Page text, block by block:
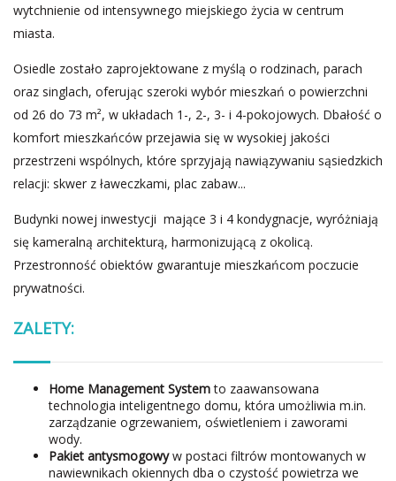
wytchnienie od intensywnego miejskiego życia w centrum
miasta.
Osiedle zostało zaprojektowane z myślą o rodzinach, parach
oraz singlach, oferując szeroki wybór mieszkań o powierzchni
od 26 do 73 m², w układach 1-, 2-, 3- i 4-pokojowych. Dbałość o
komfort mieszkańców przejawia się w wysokiej jakości
przestrzeni wspólnych, które sprzyjają nawiązywaniu sąsiedzkich
relacji: skwer z ławeczkami, plac zabaw...
Budynki nowej inwestycji mające 3 i 4 kondygnacje, wyróżniają
się kameralną architekturą, harmonizującą z okolicą.
Przestronność obiektów gwarantuje mieszkańcom poczucie
prywatności.
ZALETY:
Home Management Systemto zaawansowana
technologia inteligentnego domu, która umożliwia m.in.
zarządzanie ogrzewaniem, oświetleniem i zaworami
wody.
Pakiet antysmogowyw postaci filtrów montowanych w
nawiewnikach okiennych dba o czystość powietrza we